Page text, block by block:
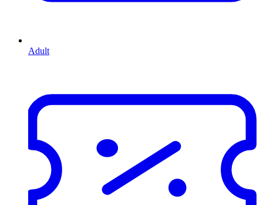
Adult